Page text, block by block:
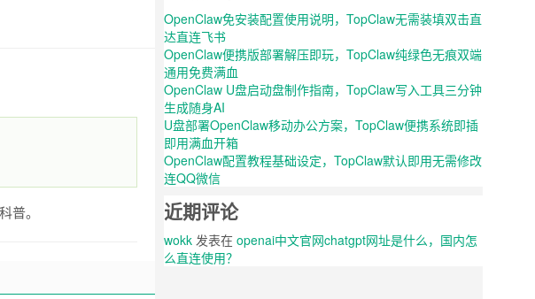
普。
OpenClaw免安装配置使用说明，TopClaw无需装填双击直
达直连飞书
OpenClaw便携版部署解压即玩，TopClaw纯绿色无痕双端
通用免费满血
OpenClaw U盘启动盘制作指南，TopClaw写入工具三分钟
生成随身AI
U盘部署OpenClaw移动办公方案，TopClaw便携系统即插
即用满血开箱
OpenClaw配置教程基础设定，TopClaw默认即用无需修改
连QQ微信
近期评论
wokk 发表在 openai中文官网chatgpt网址是什么，国内怎
么直连使用？